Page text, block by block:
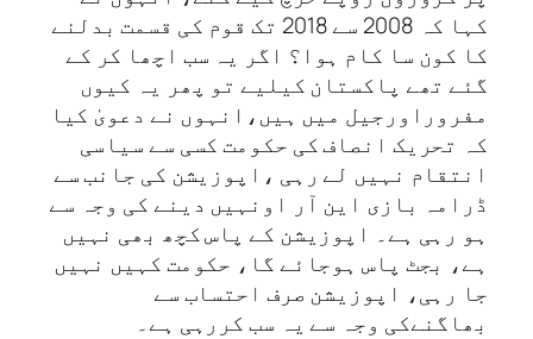
کہا کہ 2008 سے 2018 تک قوم کی قسمت بدلنے
کا کون سا کام ہوا؟ اگر یہ سب اچھا کر کے
گئے تھے پاکستان کیلیے تو پھر یہ کیوں
مفروراورجیل میں ہیں،انہوں نے دعویٰ کیا
کہ تحریک انصاف کی حکومت کسی سے سیاسی
انتقام نہیں لے رہی ،اپوزیشن کی جانب سے
ڈرامہ بازی این آر اونہیں دینے کی وجہ سے
ہو رہی ہے۔ اپوزیشن کے پاس کچھ بھی نہیں
ہے، بجٹ پاس ہوجائے گا، حکومت کہیں نہیں
جا رہی، اپوزیشن صرف احتساب سے
بھاگنےکی وجہ سے یہ سب کررہی ہے۔